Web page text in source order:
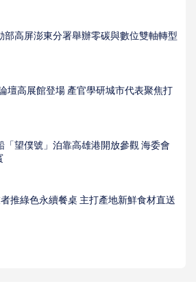
部高屏澎東分署舉辦零碳與數位雙軸轉型
壇高展館登場 產官學研城市代表聚焦打
「望僕號」泊靠高雄港開放參觀 海委會
推綠色永續餐桌 主打產地新鮮食材直送